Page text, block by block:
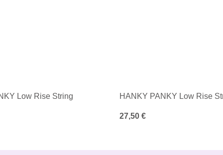
Low Rise String HANKY PANKY Low Rise
Regulärer Preis:
27,50 €